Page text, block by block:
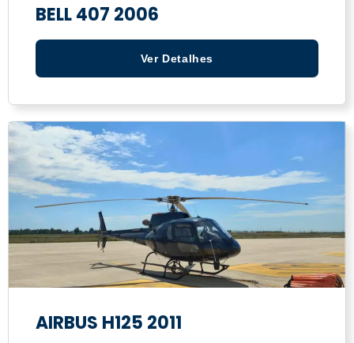
BELL 407 2006
Ver Detalhes
AIRBUS H125 2011